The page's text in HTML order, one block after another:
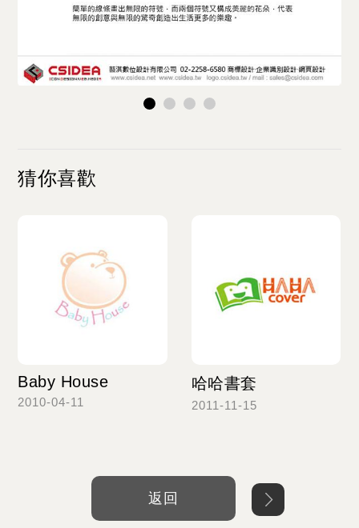
猜你喜歡
Baby House
2010-04-11
哈哈書套
2011-11-15
返回